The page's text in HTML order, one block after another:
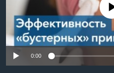
Языки
No media
0:00